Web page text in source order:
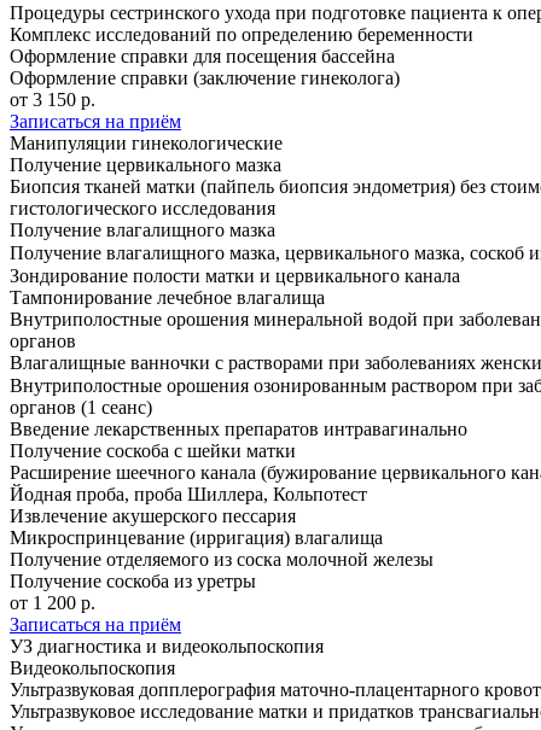
Процедуры сестринского ухода при подготовке пациента к
Комплекс исследований по определению беременности
Оформление справки для посещения бассейна
Оформление справки (заключение гинеколога)
от 3 150 р.
Записаться на приём
Манипуляции гинекологические
Получение цервикального мазка
Биопсия тканей матки (пайпель биопсия эндометрия) без
гистологического исследования
Получение влагалищного мазка
Получение влагалищного мазка, цервикального мазка, соскоб
Зондирование полости матки и цервикального канала
Тампонирование лечебное влагалища
Внутриполостные орошения минеральной водой при
органов
Влагалищные ванночки с растворами при заболеваниях
Внутриполостные орошения озонированным раствором при
органов (1 сеанс)
Введение лекарственных препаратов интравагинально
Получение соскоба с шейки матки
Расширение шеечного канала (бужирование цервикального
Йодная проба, проба Шиллера, Кольпотест
Извлечение акушерского пессария
Микроспринцевание (ирригация) влагалища
Получение отделяемого из соска молочной железы
Получение соскоба из уретры
от 1 200 р.
Записаться на приём
УЗ диагностика и видеокольпоскопия
Видеокольпоскопия
Ультразвуковая допплерография маточно-плацентарного
Ультразвуковое исследование матки и придатков